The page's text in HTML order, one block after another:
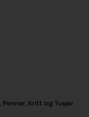
, Penner, Kritt og Tusjer